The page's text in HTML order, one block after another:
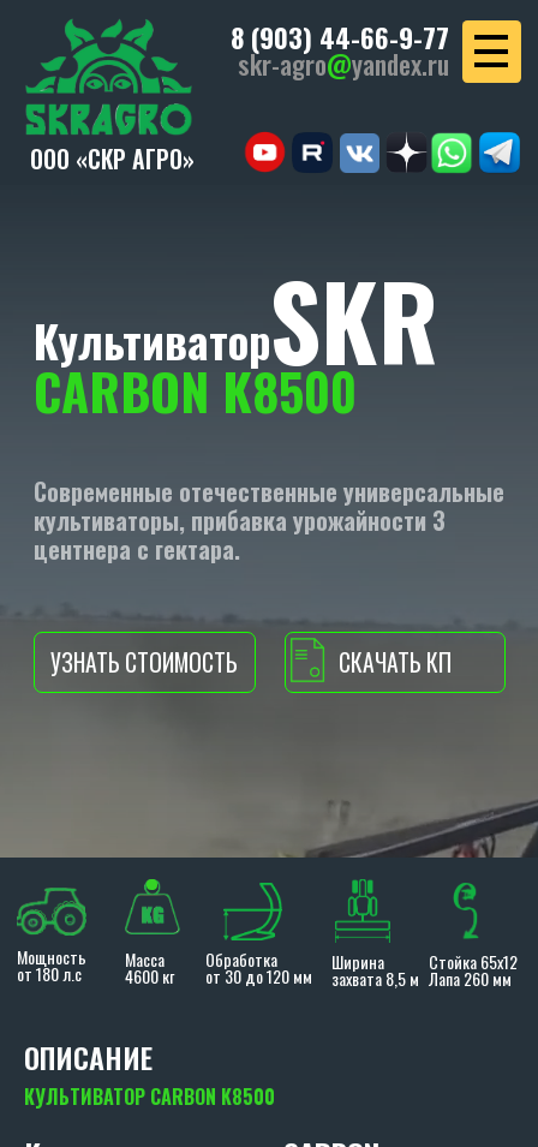
8 (903) 44-66-9-77
skr-agro@ yandex.ru
ООО «СКР АГРО»
Современные отечественные универсальные
культиваторы, прибавка урожайности 3
центнера с гектара.
Мощность
от 180 л.с 4600 кг от 30 до 120 мм
Стойка 65х12
Лапа 260 мм
Ширина
захвата 8,5 м
ОПИСАНИЕ
КУЛЬТИВАТОР CARBON K8500